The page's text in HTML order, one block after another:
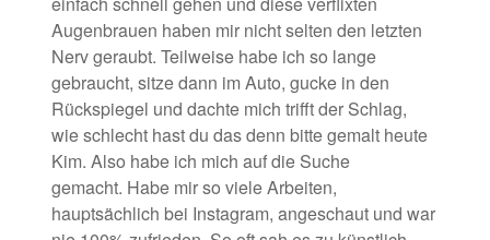
Augenbrauen haben mir nicht selten den letzten
Nerv geraubt. Teilweise habe ich so lange
gebraucht, sitze dann im Auto, gucke in den
Rückspiegel und dachte mich trifft der Schlag,
wie schlecht hast du das denn bitte gemalt heute
Kim. Also habe ich mich auf die Suche
gemacht. Habe mir so viele Arbeiten,
hauptsächlich bei Instagram, angeschaut und war